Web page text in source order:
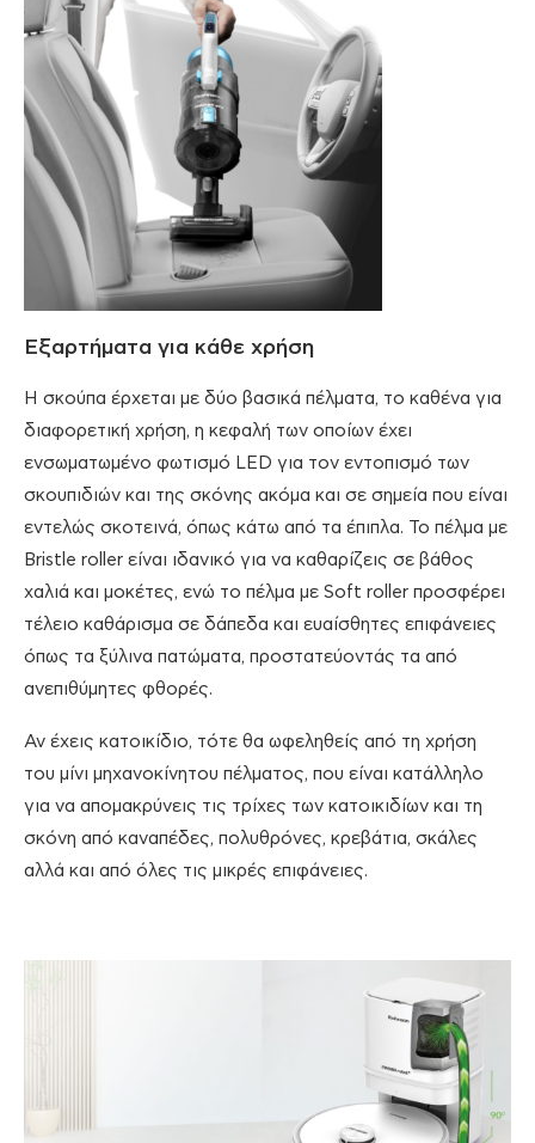
Εξαρτήματα για κάθε χρήση
Η σκούπα έρχεται με δύο βασικά πέλματα, το καθένα για
διαφορετική χρήση, η κεφαλή των οποίων έχει
ενσωματωμένο φωτισμό LED για τον εντοπισμό των
σκουπιδιών και της σκόνης ακόμα και σε σημεία που είναι
εντελώς σκοτεινά, όπως κάτω από τα έπιπλα. Το πέλμα με
Bristle roller είναι ιδανικό για να καθαρίζεις σε βάθος
χαλιά και μοκέτες, ενώ το πέλμα με Soft roller προσφέρει
τέλειο καθάρισμα σε δάπεδα και ευαίσθητες επιφάνειες
όπως τα ξύλινα πατώματα, προστατεύοντάς τα από
ανεπιθύμητες φθορές.
Αν έχεις κατοικίδιο, τότε θα ωφεληθείς από τη χρήση
του μίνι μηχανοκίνητου πέλματος, που είναι κατάλληλο
για να απομακρύνεις τις τρίχες των κατοικιδίων και τη
σκόνη από καναπέδες, πολυθρόνες, κρεβάτια, σκάλες
αλλά και από όλες τις μικρές επιφάνειες.